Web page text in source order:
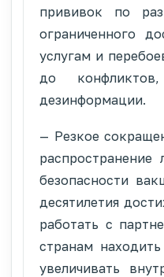
прививок по
ограниченного
услугам и
до
дезинформации.
— Резкое
безопасности
десятилетия
работать с
странам
увеличивать